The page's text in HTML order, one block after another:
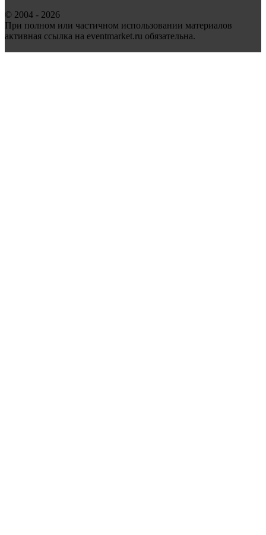
© 2004 - 2026
При полном или частичном использовании материалов
активная ссылка на eventmarket.ru обязательна.